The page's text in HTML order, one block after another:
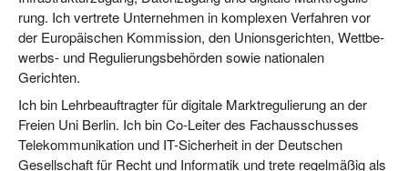
rung. Ich ver­tre­te Unter­neh­men in kom­ple­xen Ver­fah­ren vor
der Euro­päi­schen Kom­mis­si­on, den Uni­ons­ge­rich­ten, Wett­be­
werbs- und Regu­lie­rungs­be­hör­den sowie natio­na­len
Gerichten.
Ich bin Lehr­be­auf­trag­ter für digi­ta­le Markt­re­gu­lie­rung an der
Frei­en Uni Ber­lin. Ich bin Co-Lei­ter des Fach­aus­schus­ses
Tele­kom­mu­ni­ka­ti­on und IT-Sicher­heit in der Deut­schen
Gesell­schaft für Recht und Infor­ma­tik und tre­te regel­mä­ßig als